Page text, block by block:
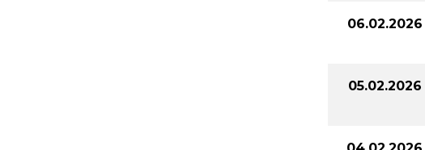
06.02.2026
05.02.2026